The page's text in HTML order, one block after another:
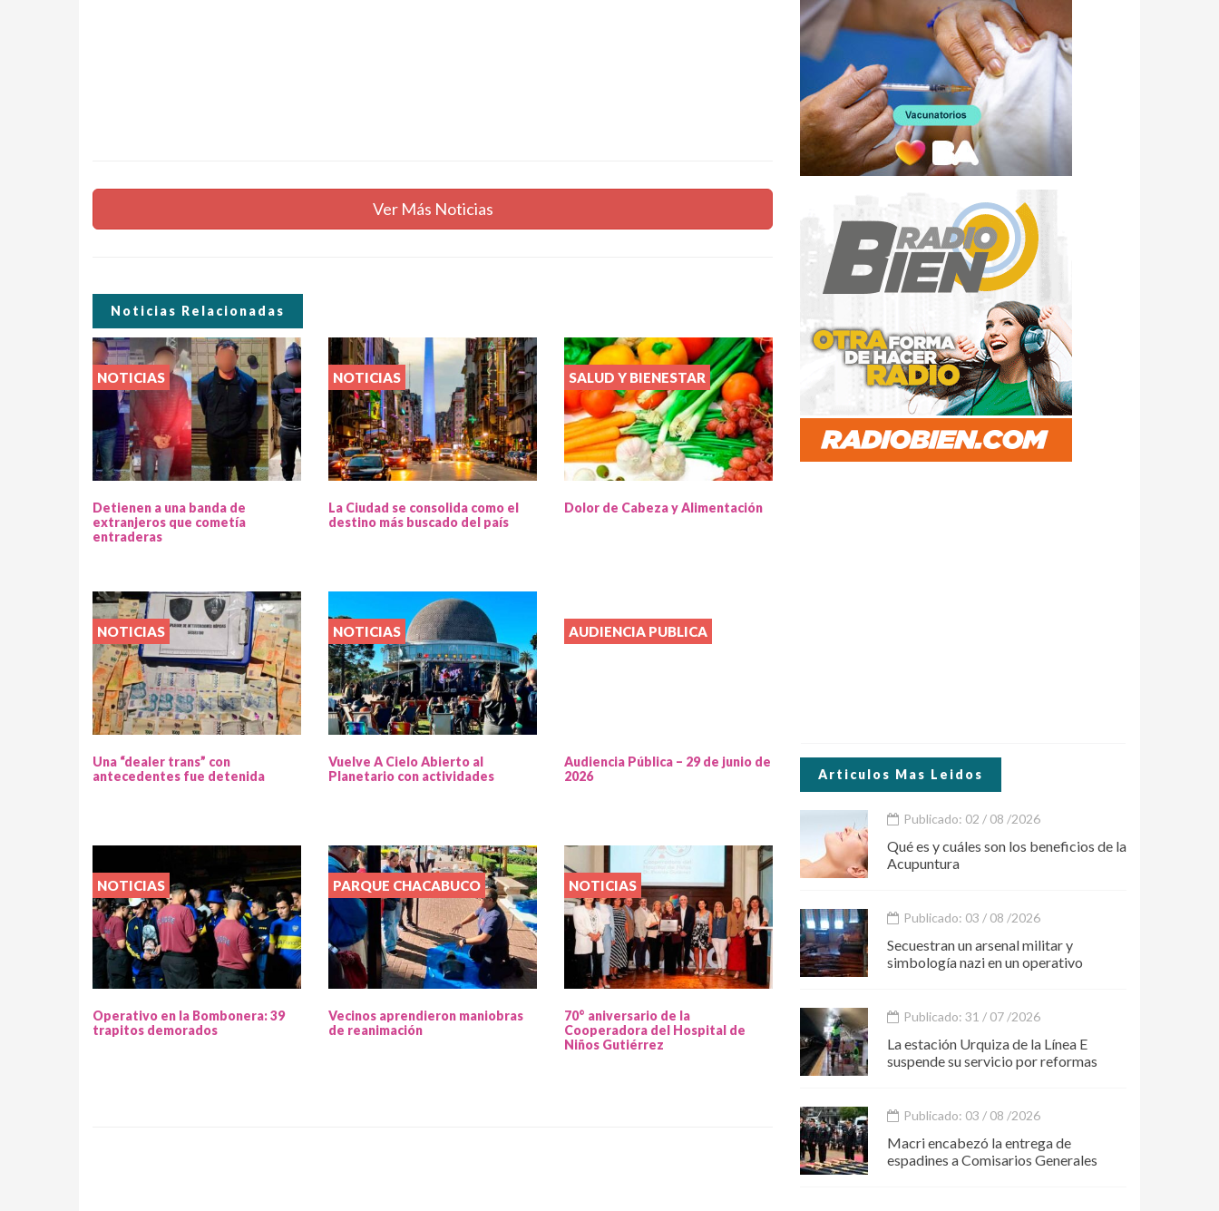
Ver Más Noticias
Noticias Relacionadas
NOTICIAS
Detienen a una banda de
extranjeros que cometía
entraderas
NOTICIAS
La Ciudad se consolida como el
destino más buscado del país
SALUD Y BIENESTAR
Dolor de Cabeza y Alimentación
NOTICIAS
Una “dealer trans” con
antecedentes fue detenida
NOTICIAS
Vuelve A Cielo Abierto al
Planetario con actividades
AUDIENCIA PUBLICA
Audiencia Pública – 29 de junio de
2026
NOTICIAS
Operativo en la Bombonera: 39
trapitos demorados
PARQUE CHACABUCO
Vecinos aprendieron maniobras
de reanimación
NOTICIAS
70° aniversario de la
Cooperadora del Hospital de
Niños Gutiérrez
Articulos Mas Leidos
Publicado: 02 / 08 /2026
Qué es y cuáles son los beneficios de la
Acupuntura
Publicado: 03 / 08 /2026
Secuestran un arsenal militar y
simbología nazi en un operativo
Publicado: 31 / 07 /2026
La estación Urquiza de la Línea E
suspende su servicio por reformas
Publicado: 03 / 08 /2026
Macri encabezó la entrega de
espadines a Comisarios Generales